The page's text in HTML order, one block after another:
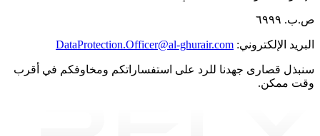
ص.ب. ٦٩٩٩
البريد الإلكتروني: DataProtection.Officer@al-ghurair.com
سنبذل قصارى جهدنا للرد على استفساراتكم ومخاوفكم في أقرب
وقت ممكن.